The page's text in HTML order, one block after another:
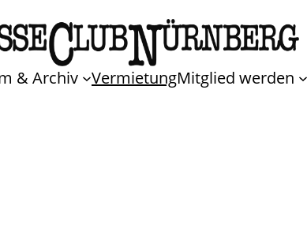
& Archiv VermietungMitglied werden